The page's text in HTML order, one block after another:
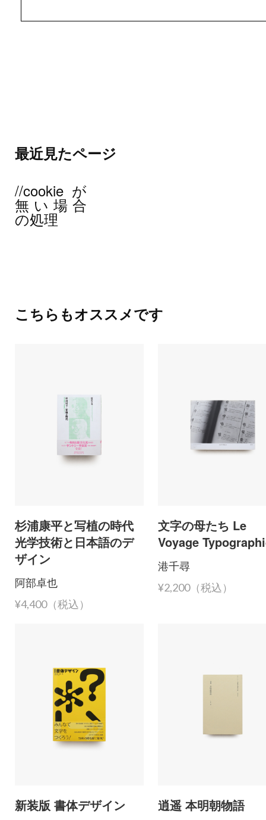
最近見たページ
//cookieが
無い場合
の処理
こちらもオススメです
杉浦康平と写植の時代
光学技術と日本語のデ
ザイン
阿部卓也
¥4,400（税込）
文字の母たち Le
Voyage
港千尋
¥2,200（税込）
新装版 書体デザイン 逍遥 本明朝物語